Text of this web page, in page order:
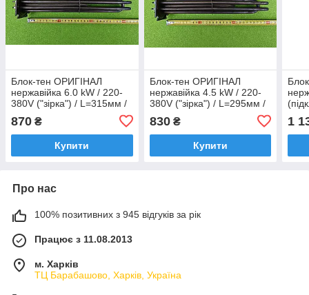
Блок-тен ОРИГІНАЛ
нержавійка 6.0 kW / 220-
380V ("зірка") / L=315мм /
на фланці 75мм*75мм до
електрокотлів "Тenko
870 ₴
Купити
Блок-тен ОРИГІНАЛ
нержавійка 4.5 kW / 220-
380V ("зірка") / L=295мм /
на фланці 75мм*75мм до
електрокотлів "Тenko
830₴
Купити
1
Про нас
100% позитивних з 945 відгуків за рік
Працює з 11.08.2013
м. Харків
ТЦ Барабашово, Харків, Україна